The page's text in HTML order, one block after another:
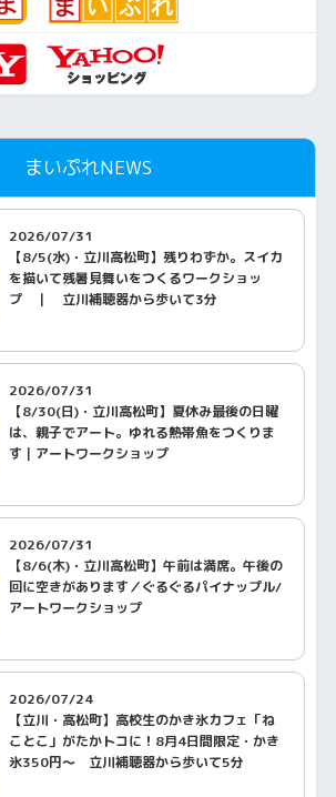
まいぷれNEWS
2026/07/31
【8/5(水)・立川高松町】残りわずか。スイカ
を描いて残暑見舞いをつくるワークショッ
プ ｜ 立川補聴器から歩いて3分
2026/07/31
【8/30(日)・立川高松町】夏休み最後の日曜
は、親子でアート。ゆれる熱帯魚をつくりま
す｜アートワークショップ
2026/07/31
【8/6(木)・立川高松町】午前は満席。午後の
回に空きがあります／ぐるぐるパイナップル/
アートワークショップ
2026/07/24
【立川・高松町】高校生のかき氷カフェ「ね
ことこ」がたかトコに！8月4日間限定・かき
氷350円〜 立川補聴器から歩いて5分